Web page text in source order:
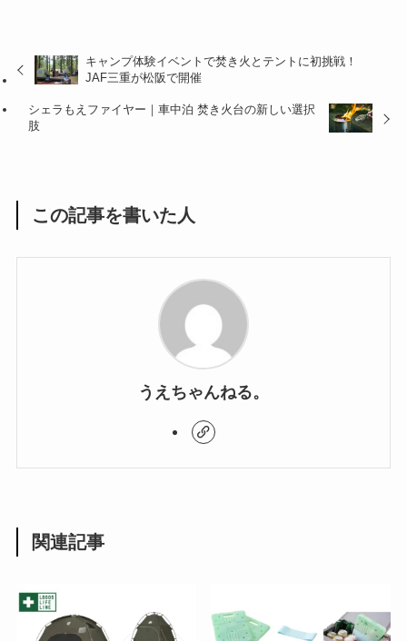
キャンプ体験イベントで焚き火とテントに初挑戦！
JAF三重が松阪で開催
シェラもえファイヤー｜車中泊 焚き火台の新しい選択
肢
この記事を書いた人
うえちゃんねる。
関連記事